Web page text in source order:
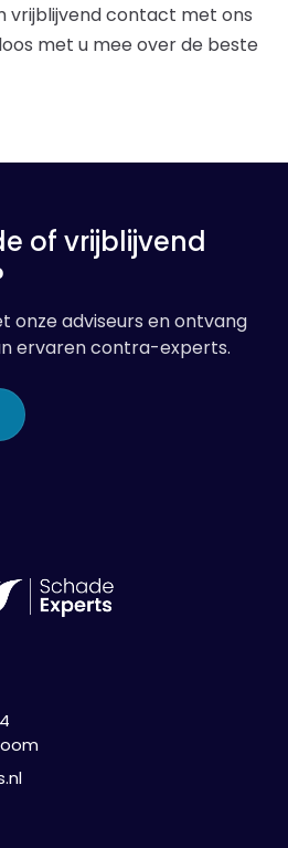
vrijblijvend contact met ons
met u mee over de beste
of vrijblijvend
onze adviseurs en ontvang
ervaren contra-experts.